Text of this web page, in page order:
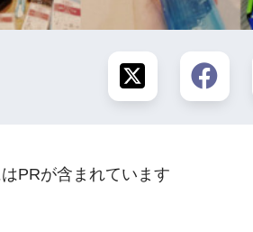
PRが含まれています